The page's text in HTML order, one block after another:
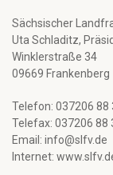
Sächsischer
Uta Schladitz,
Winklerstraße 34
09669 Frankenberg
Telefon: 037206 88
Telefax: 037206 88
Email: info@slfv.de
Internet: